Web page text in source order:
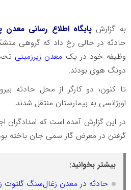
به گزارش پایگاه اطلاع رسانی معدن
حادثه در حالی رخ داد که گروهی
وظیفه خود در یک معدن زیرزمینی
دونگ هوی بودند.
تا کنون، دو کارگر از محل حادثه
اورژانسی به بیمارستان منتقل شدند.
در این گزارش آمده است که امدادگران
گرفتن در معرض گاز سمی جان باخته
بیشتر بخوانید:
حادثه در معدن زغال‌سنگ گلتوت